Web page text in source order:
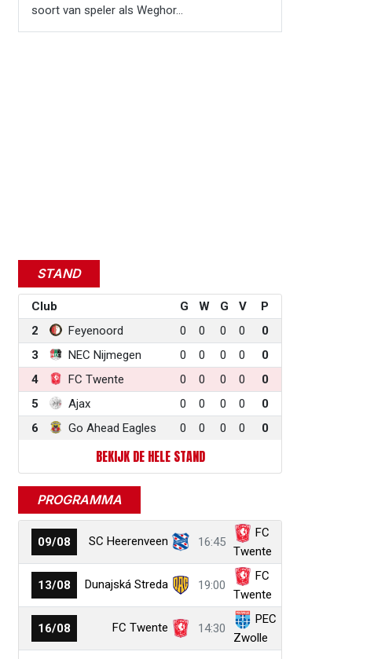
soort van speler als Weghor...
STAND
Club G W G V
P
2
Feyenoord 0 0 0 0
0
3
NEC Nijmegen 0 0 0 0
0
4
FC Twente 0 0 0 0
0
5
Ajax 0 0 0 0
0
6
Go Ahead Eagles 0 0 0 0 0
BEKIJK DE HELE STAND
PROGRAMMA
09/08 SC Heerenveen 16:45
FC
Twente
13/08 Dunajská Streda 19:00
FC
Twente
16/08 FC Twente 14:30
PEC
Zwolle